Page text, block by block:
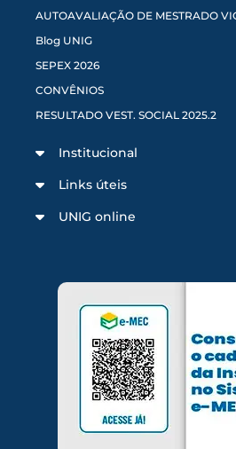
AUTOAVALIAÇÃO DE MESTRADO
Blog UNIG
SEPEX 2026
CONVÊNIOS
RESULTADO VEST. SOCIAL 2025.2
Institucional
Links úteis
UNIG online